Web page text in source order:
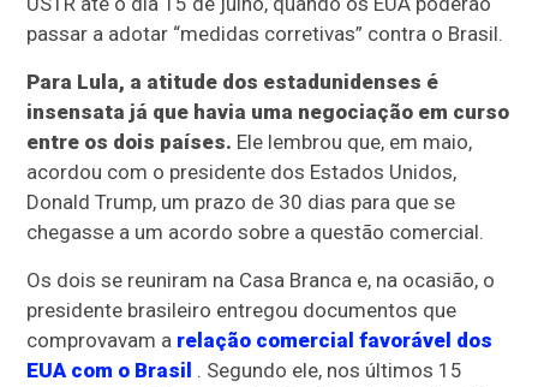
passar a adotar “medidas corretivas” contra o Brasil.
Para Lula, a atitude dos estadunidenses é
insensata já que havia uma negociação em curso
entre os dois países. Ele lembrou que, em maio,
acordou com o presidente dos Estados Unidos,
Donald Trump, um prazo de 30 dias para que se
chegasse a um acordo sobre a questão comercial.
Os dois se reuniram na Casa Branca e, na ocasião, o
presidente brasileiro entregou documentos que
comprovavam a relação comercial favorável dos
EUA com o Brasil . Segundo ele, nos últimos 15